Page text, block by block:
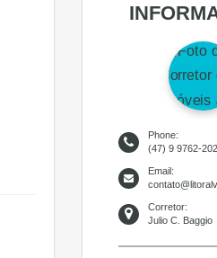
Phone:
(47) 9 9762-
Email:
Corretor:
Julio C. Baggio